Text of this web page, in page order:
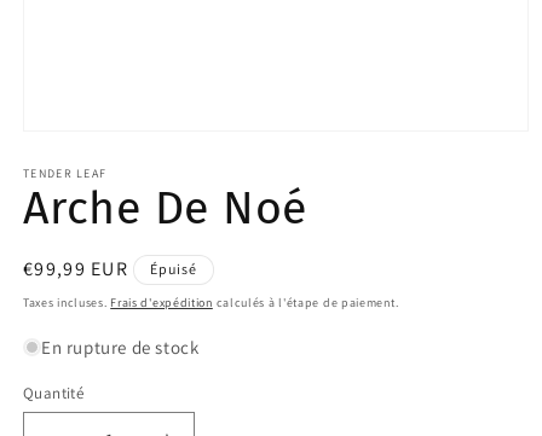
média
dans
une
modale
TENDER LEAF
Arche De Noé
Prix
habituel
€99,99 EUR Épuisé
Taxes incluses. Frais d'expédition calculés à l'étape de paiement.
En rupture de stock
Quantité
Quantité